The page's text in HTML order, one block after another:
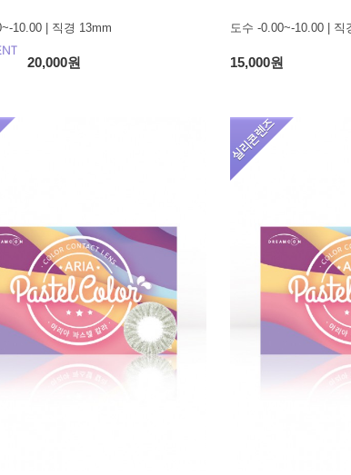
10.00 | 직경 13mm
20,000원
도수 -0.00~-10.00 | 직
15,000원